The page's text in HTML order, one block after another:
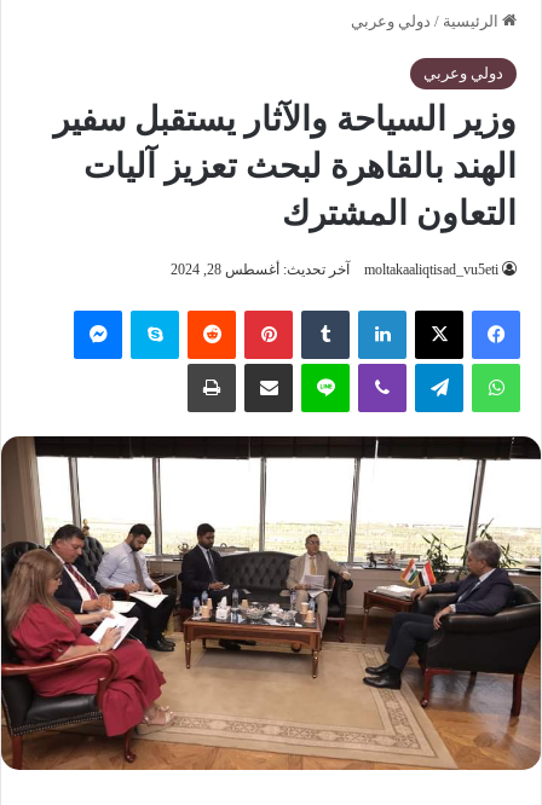
الرئيسية / دولي وعربي
دولي وعربي
⁠وزير السياحة والآثار يستقبل سفير
الهند بالقاهرة لبحث تعزيز آليات
التعاون المشترك
moltakaaliqtisad_vu5eti آخر تحديث: أغسطس 28, 2024
فيسبوك ‫X لينكدإن بينتيريست سكايب
واتساب تيلقرام لاين